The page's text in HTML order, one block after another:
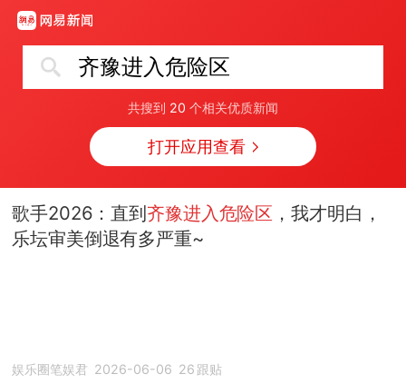
齐豫进入危险区
共搜到 20 个相关优质新闻
打开应用查看
歌手2026：直到 齐豫进入危险区 ，我才明白，
乐坛审美倒退有多严重~
娱乐圈笔娱君 2026-06-06 26 跟贴